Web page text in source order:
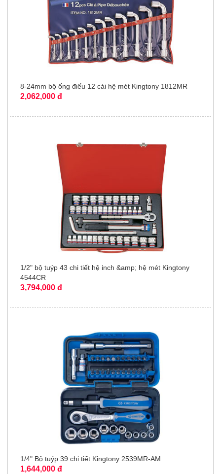
8-24mm bộ ống điếu 12 cái hệ mét Kingtony 1812MR
2,062,000 đ
1/2" bộ tuýp 43 chi tiết hệ inch &amp; hệ mét Kingtony
4544CR
3,794,000 đ
1/4" Bộ tuýp 39 chi tiết Kingtony 2539MR-AM
1,644,000 đ